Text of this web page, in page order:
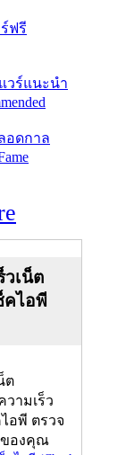
ฟรี
วร์แนะนำ
อดกาล
วเน็ต
คไอพี
ต
วามเร็ว
อพี ตรวจ
ของคุณ